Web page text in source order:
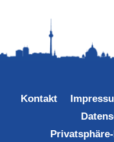
Kontakt